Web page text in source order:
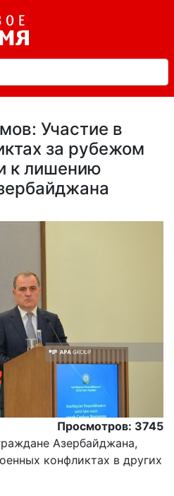
Участие в
за рубежом
к лишению
Просмотров: 3745
Азербайджана,
конфликтах в других